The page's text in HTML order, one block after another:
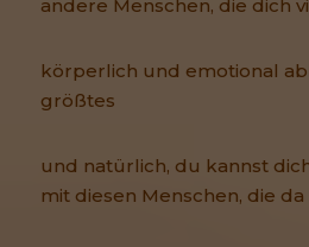
andere Menschen, die dich
körperlich und emotional
größtes
und natürlich, du kannst
mit diesen Menschen, die